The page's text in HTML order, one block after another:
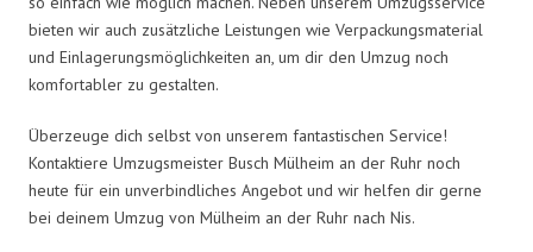
bieten wir auch zusätzliche Leistungen wie Verpackungsmaterial
und Einlagerungsmöglichkeiten an, um dir den Umzug noch
komfortabler zu gestalten.
Überzeuge dich selbst von unserem fantastischen Service!
Kontaktiere Umzugsmeister Busch Mülheim an der Ruhr noch
heute für ein unverbindliches Angebot und wir helfen dir gerne
bei deinem Umzug von Mülheim an der Ruhr nach Nis.